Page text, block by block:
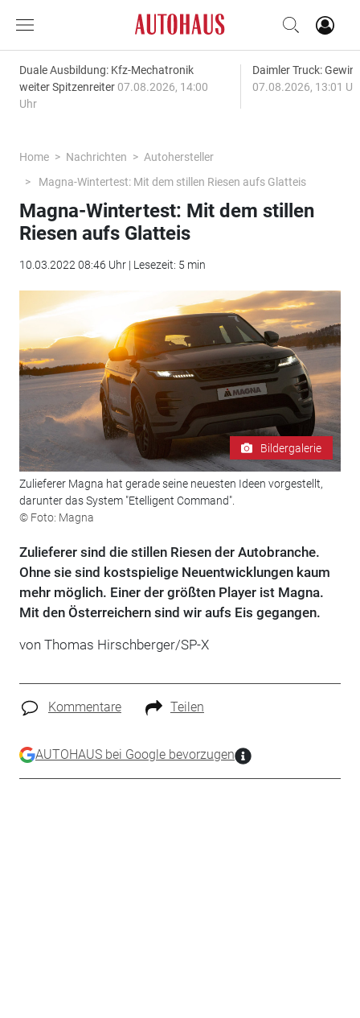
Duale Ausbildung: Kfz-Mechatronik
weiter Spitzenreiter 07.08.2026, 14:00
Uhr
Daimler Truck:
07.08.2026, 13:01
Home Nachrichten
Autohersteller
Magna-Wintertest: Mit dem stillen Riesen aufs Glatteis
Magna-Wintertest: Mit dem stillen
Riesen aufs Glatteis
10.03.2022 08:46 Uhr | Lesezeit: 5 min
Bildergalerie
Zulieferer Magna hat gerade seine neuesten Ideen vorgestellt,
darunter das System "Etelligent Command".
© Foto: Magna
Zulieferer sind die stillen Riesen der Autobranche.
Ohne sie sind kostspielige Neuentwicklungen kaum
mehr möglich. Einer der größten Player ist Magna.
Mit den Österreichern sind wir aufs Eis gegangen.
von Thomas Hirschberger/SP-X
Kommentare Teilen
AUTOHAUS bei Google bevorzugen